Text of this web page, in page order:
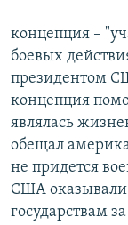
концепция –
боевых
президентом
концепция
являлась
обещал
не придется
США
государствам